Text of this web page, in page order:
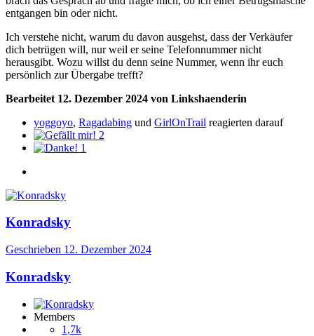
entgangen bin oder nicht.
Ich verstehe nicht, warum du davon ausgehst, dass der Verkäufer
dich betrügen will, nur weil er seine Telefonnummer nicht
herausgibt. Wozu willst du denn seine Nummer, wenn ihr euch
persönlich zur Übergabe trefft?
Bearbeitet 12. Dezember 2024 von Linkshaenderin
yoggoyo, Ragadabing und GirlOnTrail reagierten darauf
2
1
Konradsky
Geschrieben 12. Dezember 2024
Konradsky
Members
1,7k